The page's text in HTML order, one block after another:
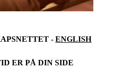
-ENGLISH
ER PÅ DIN SIDE